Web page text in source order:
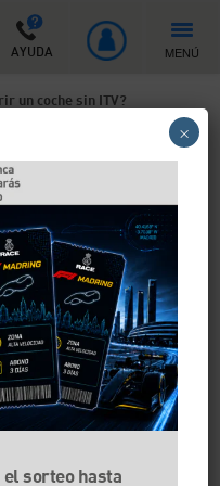
AYUDA MENÚ
un coche sin ITV?
es un proceso
acudir a la DGT y
No obstante,
hacerlo sin
contamos.
sorteo hasta
×